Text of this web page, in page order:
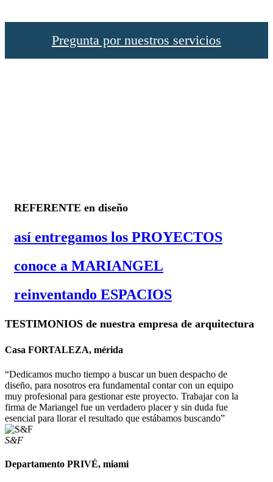
Pregunta por nuestros servicios
REFERENTE en diseño
así entregamos los PROYECTOS
conoce a MARIANGEL
reinventando ESPACIOS
TESTIMONIOS de nuestra empresa de arquitectura
Casa FORTALEZA, mérida
“Dedicamos mucho tiempo a buscar un buen despacho de
diseño, para nosotros era fundamental contar con un equipo
muy profesional para gestionar este proyecto. Trabajar con la
firma de Mariangel fue un verdadero placer y sin duda fue
esencial para llorar el resultado que estábamos buscando”
S&F
Departamento PRIVÉ, miami